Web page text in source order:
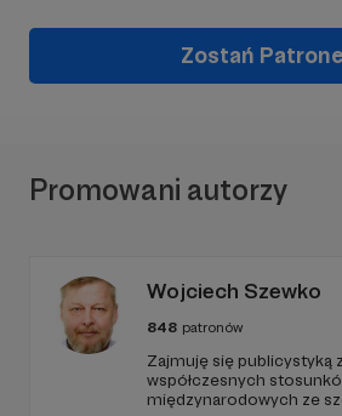
Zostań
Promowani autorzy
Wojciech Szewko
848 patronów
Zajmuję się publicystyką
współczesnych
międzynarodowych ze